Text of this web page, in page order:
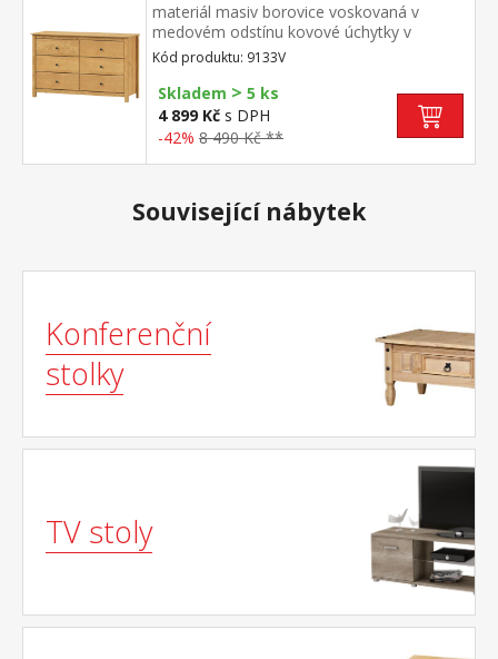
materiál masiv borovice voskovaná v
medovém odstínu kovové úchytky v
barevném provedení černěná mosaz šest
zásuvek s kovovými pojezdy
Kód produktu: 9133V
Skladem > 5 ks
4 899 Kč s DPH
-42% 8 490 Kč **
Související nábytek
Konferenční
stolky
TV stoly